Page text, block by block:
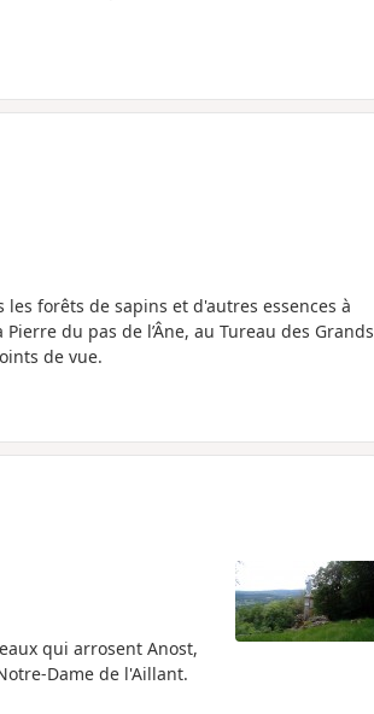
forêts de sapins et d'autres essences à
du pas de l’Âne, au Tureau des Grands
de vue.
qui arrosent Anost,
Dame de l'Aillant.